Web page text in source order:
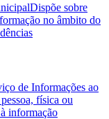
Dispõe sobre
no âmbito do
de Informações ao
física ou
informação